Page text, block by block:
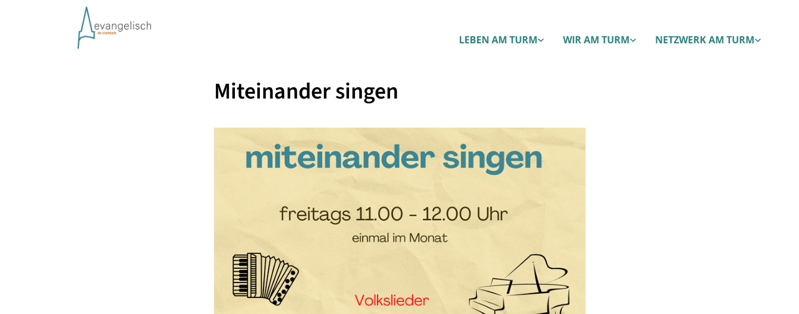
LEBEN AM TURM WIR AM TURM NETZWERK AM TURM
Miteinander singen